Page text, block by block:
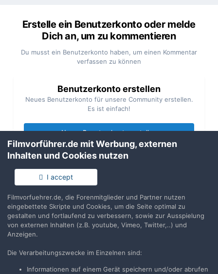
Erstelle ein Benutzerkonto oder melde
Dich an, um zu kommentieren
Du musst ein Benutzerkonto haben, um einen Kommentar
verfassen zu können
Benutzerkonto erstellen
Neues Benutzerkonto für unsere Community erstellen.
Es ist einfach!
Neues Benutzerkonto erstellen
Du hast bereits ein Benutzerkonto? Melde Dich hier an.
Jetzt anmelden
Teilen Folgen
Filmvorführer.de mit Werbung, externen
Inhalten und Cookies nutzen
I accept
Filmvorfuehrer.de, die Forenmitglieder und Partner nutzen
eingebettete Skripte und Cookies, um die Seite optimal zu
gestalten und fortlaufend zu verbessern, sowie zur Ausspielung
von externen Inhalten (z.B. youtube, Vimeo, Twitter,..) und
Anzeigen.
Die Verarbeitungszwecke im Einzelnen sind:
Informationen auf einem Gerät speichern und/oder abrufen